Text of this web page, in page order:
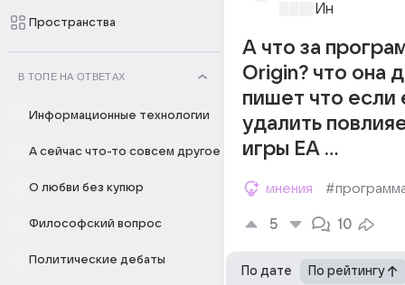
Пространства
В ТОПЕ НА ОТВЕТАХ
Информационные технологии
А сейчас что-то совсем другое
О любви без купюр
Философский вопрос
Политические дебаты
А что за
Origin? что она
пишет что если
удалить
игры EA ...
мнения
5 10
По дате По рейтингу